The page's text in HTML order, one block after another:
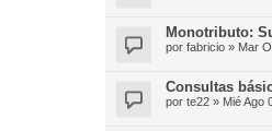
Monotributo:
por fabricio » Mar
Consultas
por te22 » Mié Ago